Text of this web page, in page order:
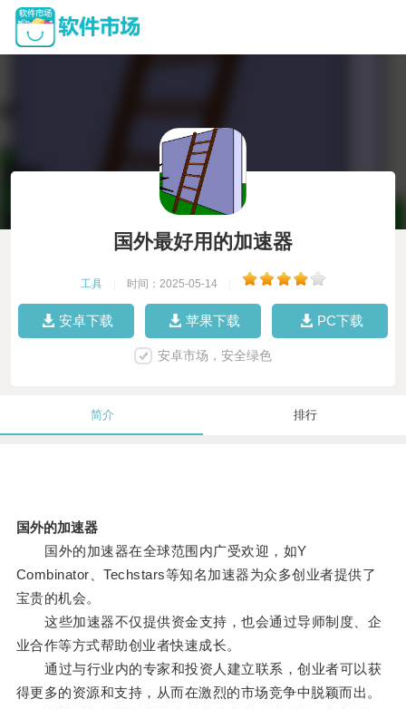
国外最好用的加速器
工具 时间：2025-05-14
安卓下载 苹果下载 PC下载
安卓市场，安全绿色
简介 排行
国外的加速器
国外的加速器在全球范围内广受欢迎，如Y
Combinator、Techstars等知名加速器为众多创业者提供了
宝贵的机会。
这些加速器不仅提供资金支持，也会通过导师制度、企
业合作等方式帮助创业者快速成长。
通过与行业内的专家和投资人建立联系，创业者可以获
得更多的资源和支持，从而在激烈的市场竞争中脱颖而出。